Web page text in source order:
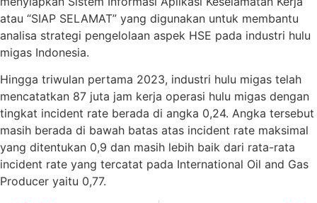
atau “SIAP SELAMAT” yang digunakan untuk membantu
analisa strategi pengelolaan aspek HSE pada industri hulu
migas Indonesia.
Hingga triwulan pertama 2023, industri hulu migas telah
mencatatkan 87 juta jam kerja operasi hulu migas dengan
tingkat incident rate berada di angka 0,24. Angka tersebut
masih berada di bawah batas atas incident rate maksimal
yang ditentukan 0,9 dan masih lebih baik dari rata-rata
incident rate yang tercatat pada International Oil and Gas
Producer yaitu 0,77.